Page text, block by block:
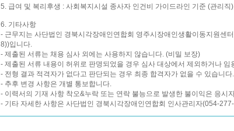
5. 급여 및 복리후생 : 사회복지시설 종사자 인건비 가이드라인 기준 (관리직)
6. 기타사항
- 근무지는 사단법인 경북시각장애인연합회 영주시장애인생활이동지원센
8))입니다.
- 제출된 서류는 채용 심사 외에는 사용하지 않습니다. (비밀 보장)
- 제출된 서류 내용이 허위로 판명되었을 경우 심사 대상에서 제외하거나 임
- 전형 결과 적격자가 없다고 판단되는 경우 최종 합격자가 없을 수 있습니다.
- 추후 변경 사항은 개별 통보합니다.
- 이력서의 기재 사항 착오&누락 또는 연락 불능으로 발생한 불이익은 응시
- 기타 자세한 사항은 사단법인 경북시각장애인연합회 인사관리자(054-